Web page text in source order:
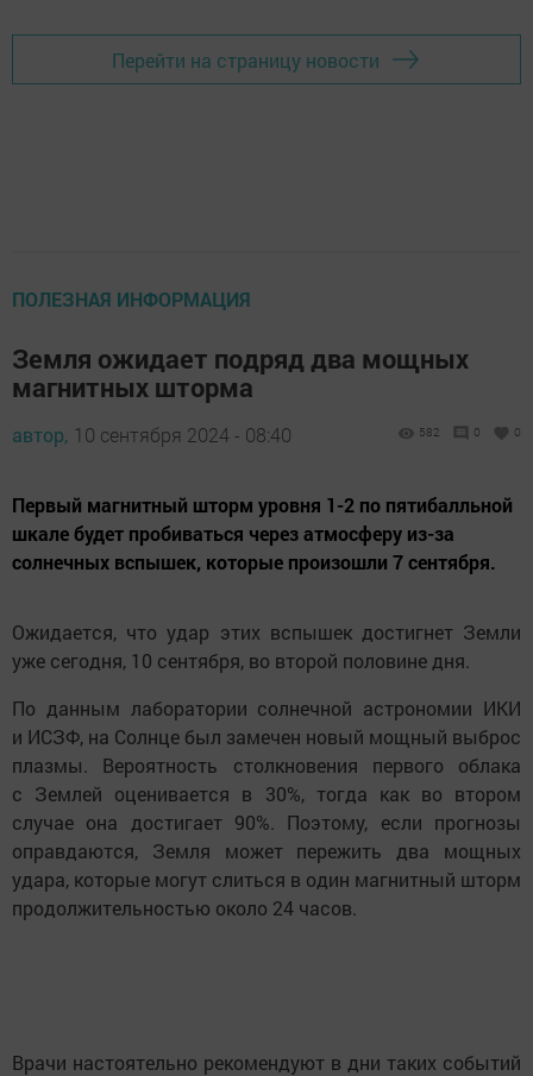
Перейти на страницу новости
ПОЛЕЗНАЯ ИНФОРМАЦИЯ
Земля ожидает подряд два мощных
магнитных шторма
автор, 10 сентября 2024 - 08:40 582 0 0
Первый магнитный шторм уровня 1-2 по пятибалльной
шкале будет пробиваться через атмосферу из-за
солнечных вспышек, которые произошли 7 сентября.
Ожидается, что удар этих вспышек достигнет Земли
уже сегодня, 10 сентября, во второй половине дня.
По данным лаборатории солнечной астрономии ИКИ
и ИСЗФ, на Солнце был замечен новый мощный выброс
плазмы. Вероятность столкновения первого облака
с Землей оценивается в 30%, тогда как во втором
случае она достигает 90%. Поэтому, если прогнозы
оправдаются, Земля может пережить два мощных
удара, которые могут слиться в один магнитный шторм
продолжительностью около 24 часов.
Врачи настоятельно рекомендуют в дни таких событий